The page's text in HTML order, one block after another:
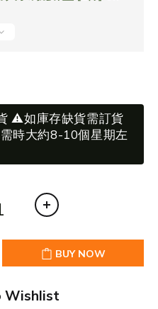
⚠️如庫存缺貨需訂貨
時大約8-10個星期左
BUY NOW
Wishlist